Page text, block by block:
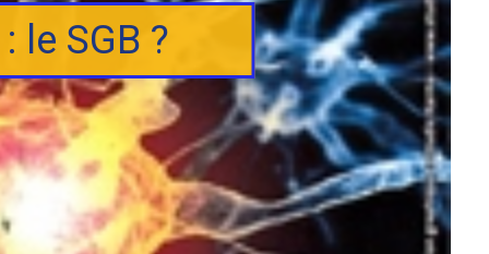
le SGB ?